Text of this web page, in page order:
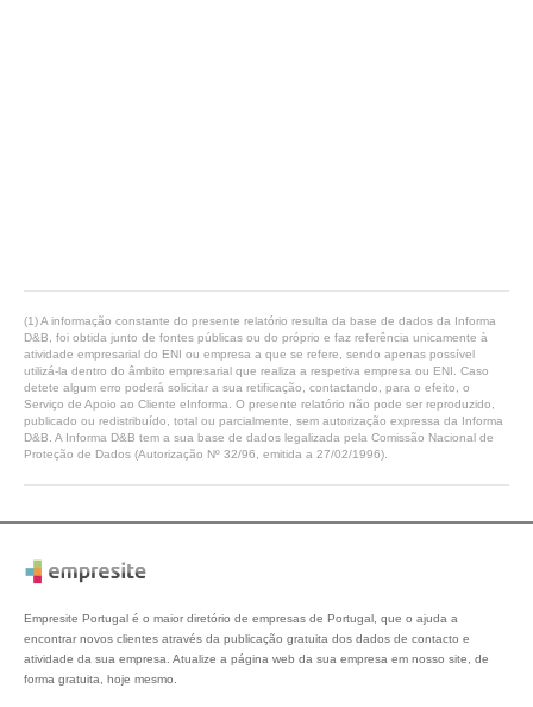
(1) A informação constante do presente relatório resulta da base de dados da Informa
D&B, foi obtida junto de fontes públicas ou do próprio e faz referência unicamente à
atividade empresarial do ENI ou empresa a que se refere, sendo apenas possível
utilizá-la dentro do âmbito empresarial que realiza a respetiva empresa ou ENI. Caso
detete algum erro poderá solicitar a sua retificação, contactando, para o efeito, o
Serviço de Apoio ao Cliente eInforma. O presente relatório não pode ser reproduzido,
publicado ou redistribuído, total ou parcialmente, sem autorização expressa da Informa
D&B. A Informa D&B tem a sua base de dados legalizada pela Comissão Nacional de
Proteção de Dados (Autorização Nº 32/96, emitida a 27/02/1996).
Empresite Portugal é o maior diretório de empresas de Portugal, que o ajuda a
encontrar novos clientes através da publicação gratuita dos dados de contacto e
atividade da sua empresa. Atualize a página web da sua empresa em nosso site, de
forma gratuita, hoje mesmo.